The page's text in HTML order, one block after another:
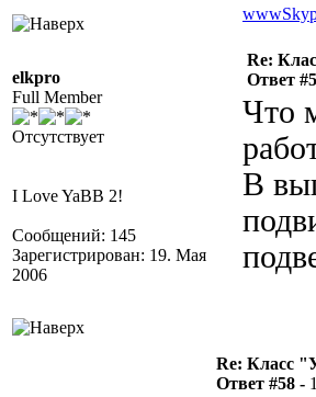
www
elkpro
Full Member
Отсутствует
I Love YaBB 2!
Сообщений: 145
Зарегистрирован: 19. Мая
2006
Re:
Ответ
Что
В
Re: Класс
Ответ #58 -